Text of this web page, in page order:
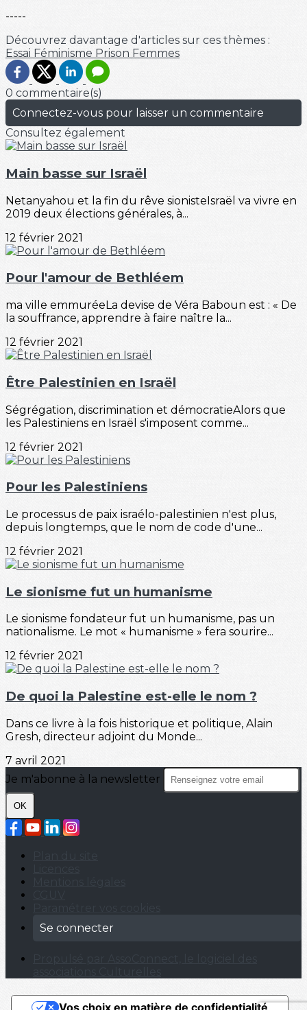
-----
Découvrez davantage d'articles sur ces thèmes :
Essai Féminisme Prison Femmes
0 commentaire(s)
Connectez-vous pour laisser un commentaire
Consultez également
Main basse sur Israël
Netanyahou et la fin du rêve sionisteIsraël va vivre en
2019 deux élections générales, à...
12 février 2021
Pour l'amour de Bethléem
ma ville emmuréeLa devise de Véra Baboun est : « De
la souffrance, apprendre à faire naître la...
12 février 2021
Être Palestinien en Israël
Ségrégation, discrimination et démocratieAlors que
les Palestiniens en Israël s'imposent comme...
12 février 2021
Pour les Palestiniens
Le processus de paix israélo-palestinien n'est plus,
depuis longtemps, que le nom de code d'une...
12 février 2021
Le sionisme fut un humanisme
Le sionisme fondateur fut un humanisme, pas un
nationalisme. Le mot « humanisme » fera sourire...
12 février 2021
De quoi la Palestine est-elle le nom ?
Dans ce livre à la fois historique et politique, Alain
Gresh, directeur adjoint du Monde...
7 avril 2021
Je m'abonne à la newsletter
OK
Se connecter
Vos choix en matière de confidentialité